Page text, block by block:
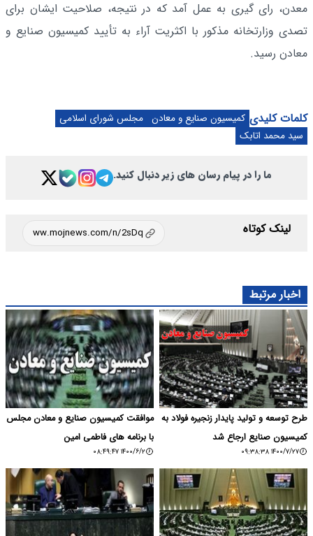
معدن، رای گیری به عمل آمد که در نتیجه، صلاحیت ایشان برای
تصدی وزارتخانه مذکور با اکثریت آراء به تأیید کمیسیون صنایع و
معادن رسید.
کلمات کلیدی کمیسیون صنایع و معادن مجلس شورای اسلامی
سید محمد اتابک
ما را در پیام رسان های زیر دنبال کنید.
لینک کوتاه
اخبار مرتبط
طرح توسعه و تولید پایدار زنجیره فولاد به
کمیسیون صنایع ارجاع شد
۱۴۰۰/۷/۲۷ ۰۹:۳۸:۳۸
موافقت کمیسیون صنایع و معادن مجلس
با برنامه های فاطمی امین
۱۴۰۰/۶/۲ ۰۸:۴۹:۴۷